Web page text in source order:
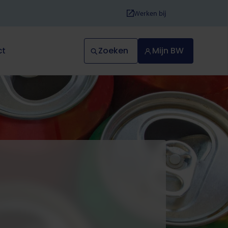
Werken bij
Zoeken Mijn BW